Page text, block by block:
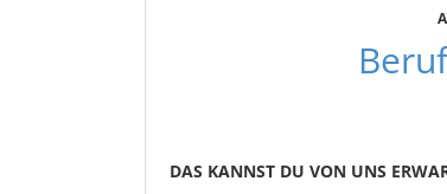
DAS KANNST DU VON UNS